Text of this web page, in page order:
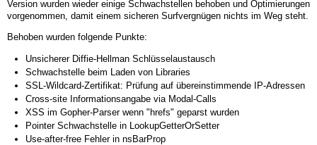
Version wurden wieder einige Schwachstellen behoben und Optimierungen
vorgenommen, damit einem sicheren Surfvergnügen nichts im Weg steht.
Behoben wurden folgende Punkte:
Unsicherer Diffie-Hellman Schlüsselaustausch
Schwachstelle beim Laden von Libraries
SSL-Wildcard-Zertifikat: Prüfung auf übereinstimmende IP-Adressen
Cross-site Informationsangabe via Modal-Calls
XSS im Gopher-Parser wenn "hrefs" geparst wurden
Pointer Schwachstelle in LookupGetterOrSetter
Use-after-free Fehler in nsBarProp